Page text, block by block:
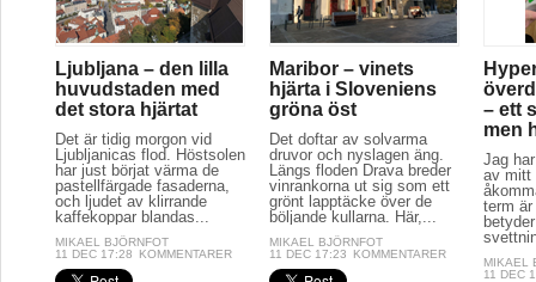
Ljubljana – den lilla
huvudstaden med
det stora hjärtat
Det är tidig morgon vid
Ljubljanicas flod. Höstsolen
har just börjat värma de
pastellfärgade fasaderna,
och ljudet av klirrande
kaffekoppar blandas...
MIKAEL BJÖRNFOT
11 DEC 17:28
KOMMENTARER
Maribor – vinets
hjärta i Sloveniens
gröna öst
Det doftar av solvarma
druvor och nyslagen äng.
Längs floden Drava breder
vinrankorna ut sig som ett
grönt lapptäcke över de
böljande kullarna. Här,...
MIKAEL BJÖRNFOT
11 DEC 17:23
KOMMENTARER
– ett
men
Jag
av mitt
term
MIKAEL
11 DEC